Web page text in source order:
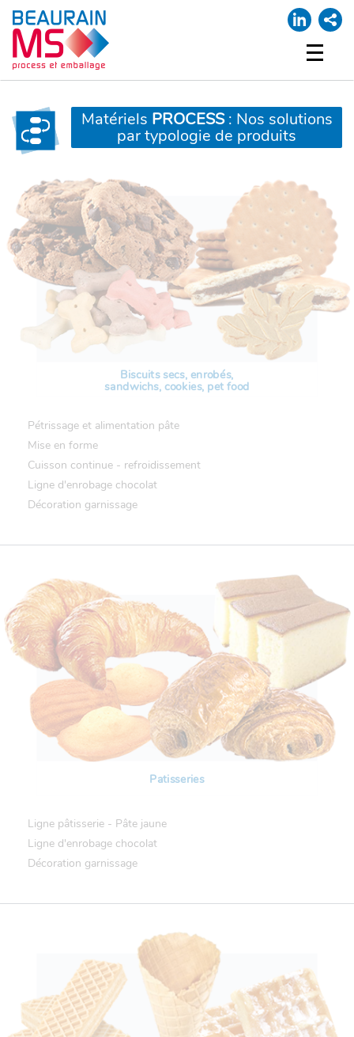
NOTRE SOCIÉTÉ
NOS MARQUES
EMBALLAGE
SUPPORT
MA LISTE
CONTACT
Matériels PROCESS: Nos solutions
par typologie de produits
Biscuits secs, enrobés,
sandwichs, cookies, pet food
Pétrissage et alimentation pâte
Mise en forme
Cuisson continue - refroidissement
Ligne d'enrobage chocolat
Décoration garnissage
Patisseries
Ligne pâtisserie - Pâte jaune
Ligne d'enrobage chocolat
Décoration garnissage